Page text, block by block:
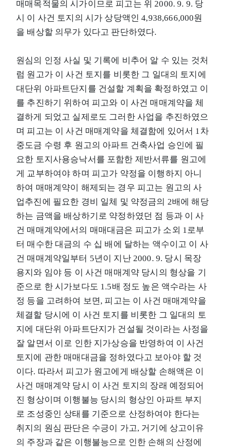
매매목적물의 시가이므로 피고는 위 2000. 9. 9. 당
시 이 사건 토지의 시가 상당액인 4,938,666,000원
을 배상할 의무가 있다고 판단하였다.
원심의 인정 사실 및 기록에 비추어 알 수 있는 것처
럼 원고가 이 사건 토지를 비롯한 그 일대의 토지에
대단위 아파트단지를 건설할 계획을 확정하였고 이
를 추진하기 위하여 피고와 이 사건 매매계약을 체
결하게 되었고 실제로도 그러한 사업을 추진하였으
며 피고는 이 사건 매매계약을 체결함에 있어서 1차
중도금 수령 후 원고의 아파트 건축사업 승인에 필
요한 토지사용승낙서를 포함한 제반서류를 원고에
게 교부하여야 하며 피고가 약정을 이행하지 아니
하여 매매계약이 해제되는 경우 피고는 원고의 사
업추진에 필요한 경비 일체 및 약정금의 2배에 해당
하는 금액을 배상하기로 약정하였던 점 등과 이 사
건 매매계약에서의 매매대금은 피고가 소외 1로부
터 매수한 대금의 수 십 배에 달하는 액수이고 이 사
건 매매계약일부터 5년이 지난 2000. 9. 당시 목장
용지와 임야 등 이 사건 매매계약 당시의 형상을 기
준으로 한 시가보다도 1.5배 정도 높은 액수라는 사
정 등을 고려하여 보면, 피고는 이 사건 매매계약을
체결할 당시에 이 사건 토지를 비롯한 그 일대의 토
지에 대단위 아파트단지가 건설될 것이라는 사정을
잘 알면서 이로 인한 지가상승을 반영하여 이 사건
토지에 관한 매매대금을 정하였다고 보아야 할 것
이다. 따라서 피고가 원고에게 배상할 손해액은 이
사건 매매계약 당시 이 사건 토지의 장래 예정되어
진 형상이며 이행불능 당시의 형상인 아파트 부지
로 조성중인 상태를 기준으로 산정하여야 한다는
취지의 원심 판단은 수긍이 가고, 거기에 상고이유
의 주장과 같은 이행불능으로 인한 손해의 산정에